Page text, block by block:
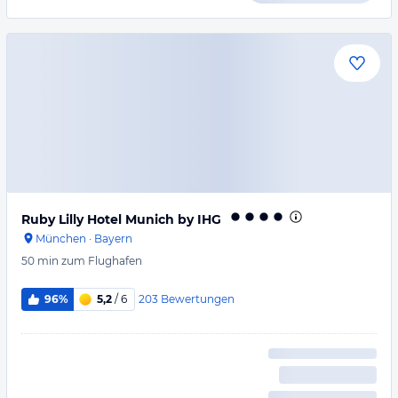
Ruby Lilly Hotel Munich by IHG
München · Bayern
50 min zum Flughafen
96% 5,2 / 6 203 Bewertungen